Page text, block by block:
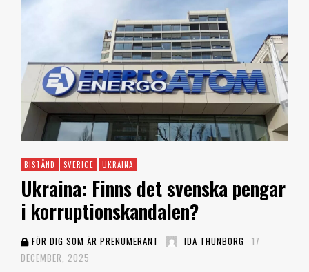
BISTÅND SVERIGE UKRAINA
Ukraina: Finns det svenska pengar
i korruptionskandalen?
FÖR DIG SOM ÄR PRENUMERANT IDA THUNBORG 17
DECEMBER, 2025